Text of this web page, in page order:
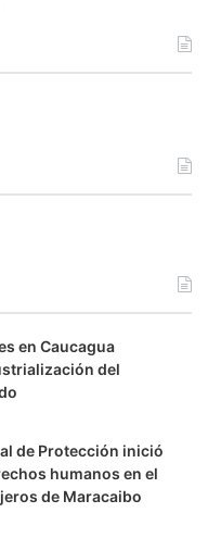
en Caucagua
del
de Protección inició
humanos en el
de Maracaibo